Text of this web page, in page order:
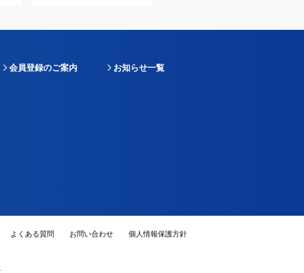
会員登録のご案内 お知らせ一覧
よくある質問 お問い合わせ 個人情報保護方針